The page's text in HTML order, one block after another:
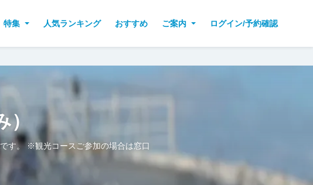
特集 人気ランキング おすすめ ご案内 ログイン/予約確認
す。 ※観光コースご参加の場合は窓口